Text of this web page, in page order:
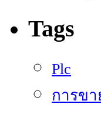
Tags
Plc
การข